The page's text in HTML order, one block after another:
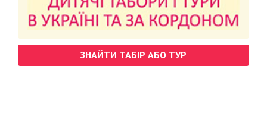
ЗНАЙТИ ТАБІР АБО ТУР